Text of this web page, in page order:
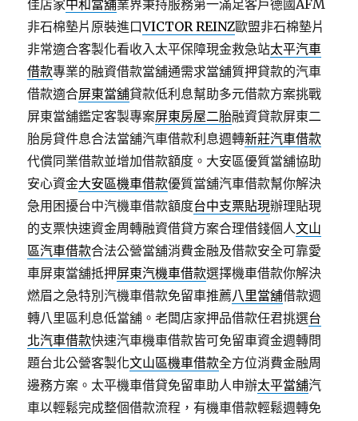
佳店家中和當舖業界秉持服務第一滿足客戶德國AFM
非石棉墊片原裝進口VICTOR REINZ歐盟非石棉墊片
非常適合客製化看收入太平保障現金救急站太平汽車
借款專業的融資借款當舖通需求當舖質押貸款的汽車
借款適合屏東當舖貸款低利息幫助多元借款方案挑戰
屏東當舖鑑定客製專案屏東房屋二胎融資貸款屏東二
胎房貸件息合法當舖汽車借款利息週轉新莊汽車借款
代償同業借款並增加借款額度。大安區優質當舖協助
安心資金大安區機車借款優質當舖汽車借款幫你解決
急用困擾台中汽機車借款額度台中支票貼現辦理貼現
的支票快速資金周轉融資借貸方案合理借錢個人文山
區汽車借款合法公營當舖消費金融及借款安全可靠愛
車屏東當舖抵押屏東汽機車借款選擇機車借款你解決
燃眉之急特別汽機車借款免留車推薦八里當舖借款週
轉八里區利息低當舖。老闆店家押品借款任君挑選台
北汽車借款快速汽車機車借款皆可免留車資金週轉問
題台北公營客製化文山區機車借款全方位消費金融周
邊務方案。太平機車借貸免留車助人申辦太平當舖汽
車以輕鬆完成整個借款流程，有機車借款輕鬆週轉免